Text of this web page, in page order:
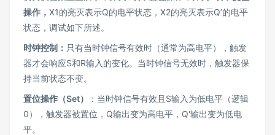
操作， X1的亮灭表示Q的电平状态，X2的亮灭表示Q’的电平
状态，调试如下所述。
时钟控制： 只有当时钟信号有效时（通常为高电平），触发
器才会响应S和R输入的变化。当时钟信号无效时，触发器保
持当前状态不变。
置位操作（Set）
：当时钟信号有效且S输入为低电平（逻辑
0），触发器被置位，Q输出变为高电平，Q'输出变为低电
平。